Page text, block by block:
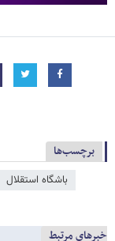
برچسب‌ها
باشگاه استقلال
خبرهای مرتبط